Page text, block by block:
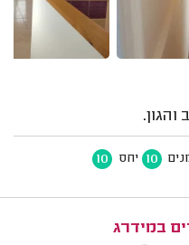
והגון.
10 יחס 10
במידרג